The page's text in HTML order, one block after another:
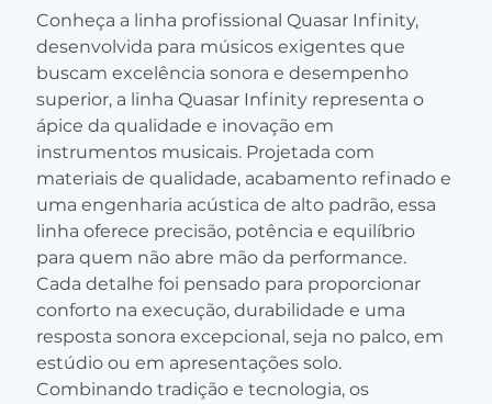
Conheça a linha profissional Quasar Infinity,
desenvolvida para músicos exigentes que
buscam excelência sonora e desempenho
superior, a linha Quasar Infinity representa o
ápice da qualidade e inovação em
instrumentos musicais. Projetada com
materiais de qualidade, acabamento refinado e
uma engenharia acústica de alto padrão, essa
linha oferece precisão, potência e equilíbrio
para quem não abre mão da performance.
Cada detalhe foi pensado para proporcionar
conforto na execução, durabilidade e uma
resposta sonora excepcional, seja no palco, em
estúdio ou em apresentações solo.
Combinando tradição e tecnologia, os